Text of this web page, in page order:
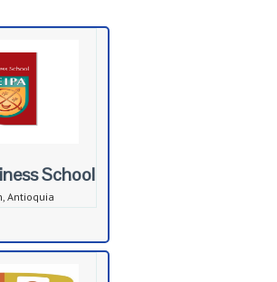
School
Antioquia